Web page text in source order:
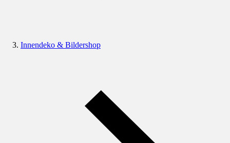
Innendeko & Bildershop